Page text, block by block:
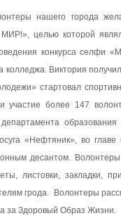
нашего города
целью которой
конкурса селфи
Виктория
стартовал
участие более 147
«Нефтяник», во главе
десантом. Волонтеры
листовки, закладки,
грода. Волонтеры
за Здоровый Образ Жизни.